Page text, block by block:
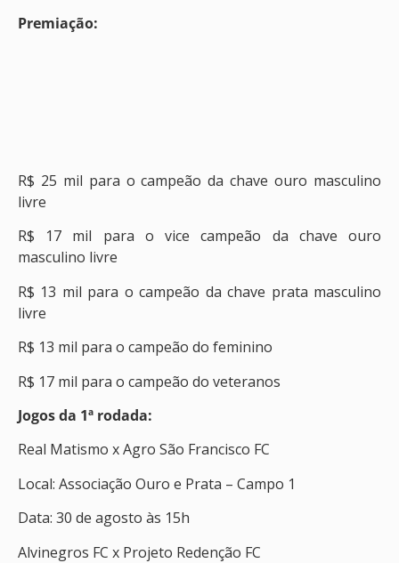
Premiação:
R$ 25 mil para o campeão da chave ouro masculino
livre
R$ 17 mil para o vice campeão da chave ouro
masculino livre
R$ 13 mil para o campeão da chave prata masculino
livre
R$ 13 mil para o campeão do feminino
R$ 17 mil para o campeão do veteranos
Jogos da 1ª rodada:
Real Matismo x Agro São Francisco FC
Local: Associação Ouro e Prata – Campo 1
Data: 30 de agosto às 15h
Alvinegros FC x Projeto Redenção FC